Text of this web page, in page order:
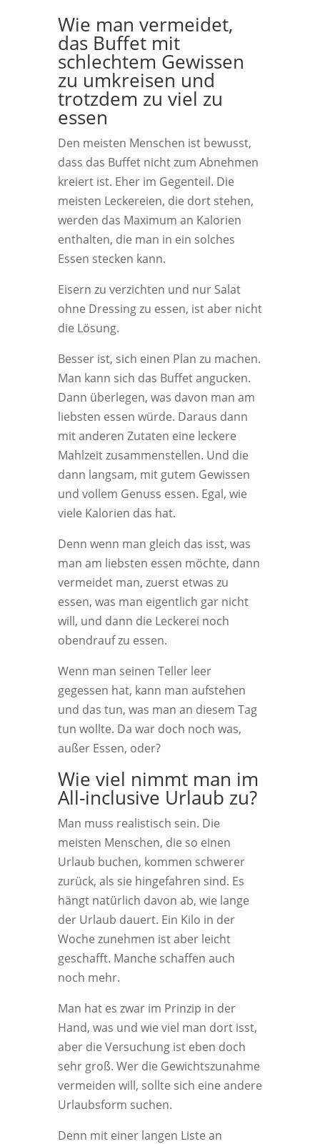
Wie man vermeidet,
das Buffet mit
schlechtem Gewissen
zu umkreisen und
trotzdem zu viel zu
essen
Den meisten Menschen ist bewusst,
dass das Buffet nicht zum Abnehmen
kreiert ist. Eher im Gegenteil. Die
meisten Leckereien, die dort stehen,
werden das Maximum an Kalorien
enthalten, die man in ein solches
Essen stecken kann.
Eisern zu verzichten und nur Salat
ohne Dressing zu essen, ist aber nicht
die Lösung.
Besser ist, sich einen Plan zu machen.
Man kann sich das Buffet angucken.
Dann überlegen, was davon man am
liebsten essen würde. Daraus dann
mit anderen Zutaten eine leckere
Mahlzeit zusammenstellen. Und die
dann langsam, mit gutem Gewissen
und vollem Genuss essen. Egal, wie
viele Kalorien das hat.
Denn wenn man gleich das isst, was
man am liebsten essen möchte, dann
vermeidet man, zuerst etwas zu
essen, was man eigentlich gar nicht
will, und dann die Leckerei noch
obendrauf zu essen.
Wenn man seinen Teller leer
gegessen hat, kann man aufstehen
und das tun, was man an diesem Tag
tun wollte. Da war doch noch was,
außer Essen, oder?
Wie viel nimmt man im
All-inclusive Urlaub zu?
Man muss realistisch sein. Die
meisten Menschen, die so einen
Urlaub buchen, kommen schwerer
zurück, als sie hingefahren sind. Es
hängt natürlich davon ab, wie lange
der Urlaub dauert. Ein Kilo in der
Woche zunehmen ist aber leicht
geschafft. Manche schaffen auch
noch mehr.
Man hat es zwar im Prinzip in der
Hand, was und wie viel man dort isst,
aber die Versuchung ist eben doch
sehr groß. Wer die Gewichtszunahme
vermeiden will, sollte sich eine andere
Urlaubsform suchen.
Denn mit einer langen Liste an